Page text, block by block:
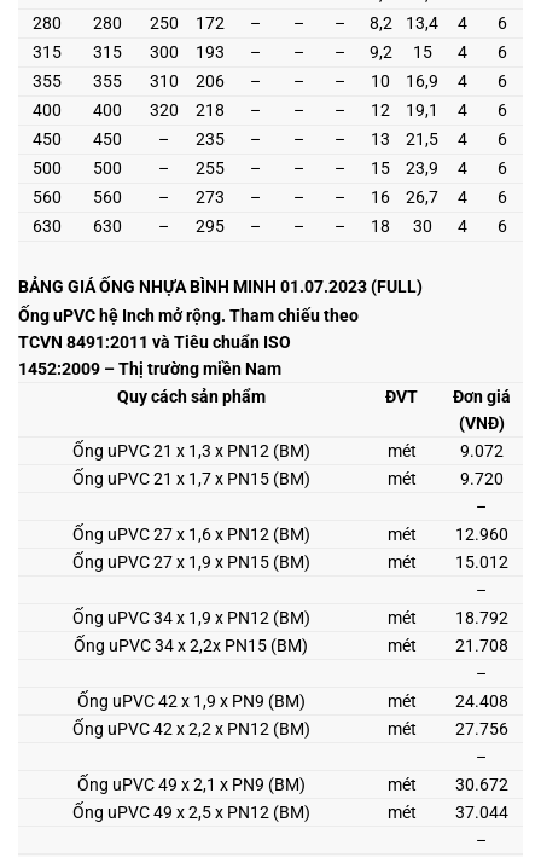
280
280 250 172 – – – 8,2 13,4 4
6
315
315 300 193 – – – 9,2 15 4
6
355
355 310 206 – – – 10 16,9 4
6
400
400 320 218 – – – 12 19,1 4
6
450
450 – 235 – – – 13 21,5 4
6
500
500 – 255 – – – 15 23,9 4
6
560
560 – 273 – – – 16 26,7 4
6
630
630 – 295 – – – 18 30 4 6
BẢNG GIÁ ỐNG NHỰA BÌNH MINH 01.07.2023 (FULL)
Ống uPVC hệ Inch mở rộng. Tham chiếu theo
TCVN 8491:2011 và Tiêu chuẩn ISO
1452:2009 – Thị trường miền Nam
Quy cách sản phẩm
ĐVT
Đơn giá
(VNĐ)
Ống uPVC 21 x 1,3 x PN12 (BM)
mét
9.072
Ống uPVC 21 x 1,7 x PN15 (BM)
mét
9.720
–
Ống uPVC 27 x 1,6 x PN12 (BM)
mét
12.960
Ống uPVC 27 x 1,9 x PN15 (BM)
mét
15.012
–
Ống uPVC 34 x 1,9 x PN12 (BM)
mét
18.792
Ống uPVC 34 x 2,2x PN15 (BM)
mét
21.708
–
Ống uPVC 42 x 1,9 x PN9 (BM)
mét
24.408
Ống uPVC 42 x 2,2 x PN12 (BM)
mét
27.756
–
Ống uPVC 49 x 2,1 x PN9 (BM)
mét
30.672
Ống uPVC 49 x 2,5 x PN12 (BM)
mét
37.044
–